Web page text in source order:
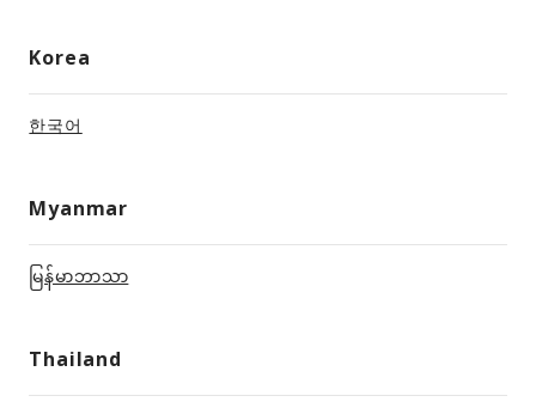
Korea
한국어
Myanmar
မြန်မာဘာသာ
Thailand